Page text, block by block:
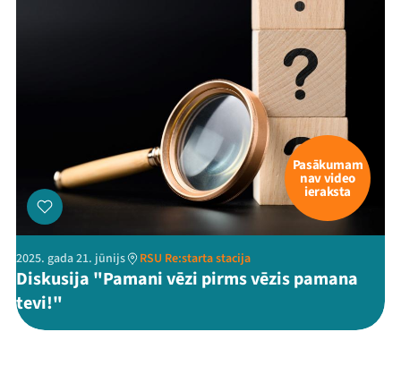
Pasākumam
nav video
ieraksta
2025. gada 21. jūnijs RSU Re:starta stacija
Diskusija "Pamani vēzi pirms vēzis pamana
tevi!"